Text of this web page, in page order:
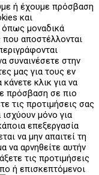
ή έχουμε πρόσβαση
και
μοναδικά
που αποστέλλονται
συναινέσετε στην
μας για τους εν
κλικ για να
πρόσβαση σε πιο
τις προτιμήσεις σας
μόνο για
επεξεργασία
να μην απαιτεί τη
να αρνηθείτε αυτήν
τις προτιμήσεις
ή επισκεπτόμενοι